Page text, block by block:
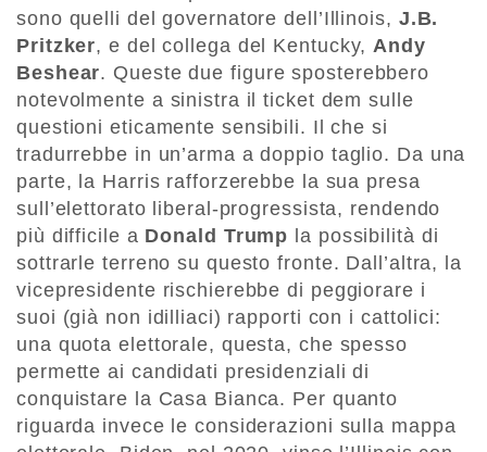
sono quelli del governatore dell’Illinois, J.B.
Pritzker, e del collega del Kentucky,Andy
Beshear. Queste due figure sposterebbero
notevolmente a sinistra il ticket dem sulle
questioni eticamente sensibili. Il che si
tradurrebbe in un’arma a doppio taglio. Da una
parte, la Harris rafforzerebbe la sua presa
sull’elettorato liberal-progressista, rendendo
più difficile a Donald Trump la possibilità di
sottrarle terreno su questo fronte. Dall’altra, la
vicepresidente rischierebbe di peggiorare i
suoi (già non idilliaci) rapporti con i cattolici:
una quota elettorale, questa, che spesso
permette ai candidati presidenziali di
conquistare la Casa Bianca. Per quanto
riguarda invece le considerazioni sulla mappa